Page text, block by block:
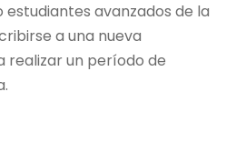
estudiantes avanzados de la
a una nueva
un período de